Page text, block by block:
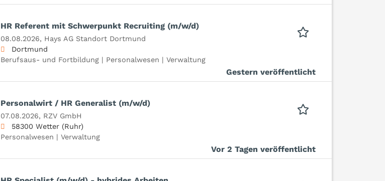
HR Referent mit Schwerpunkt Recruiting (m/w/d)
08.08.2026, Hays AG Standort Dortmund
Dortmund
Berufsaus- und Fortbildung | Personalwesen | Verwaltung
Gestern veröffentlicht
Personalwirt / HR Generalist (m/w/d)
07.08.2026, RZV GmbH
58300 Wetter (Ruhr)
Personalwesen | Verwaltung
Vor 2 Tagen veröffentlicht